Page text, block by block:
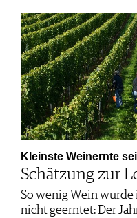
Kleinste Weinernte
Schätzung zur
So wenig Wein wurde
nicht geerntet: Der